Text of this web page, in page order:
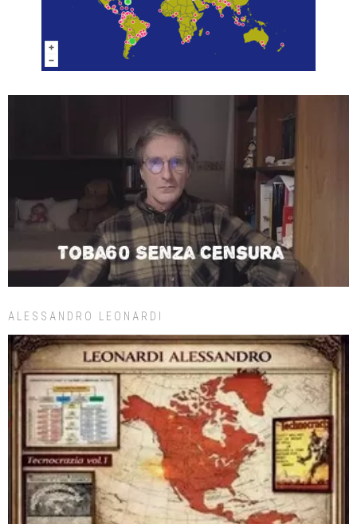
ALESSANDRO LEONARDI